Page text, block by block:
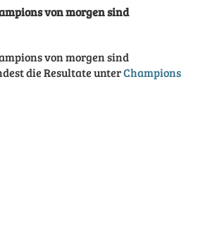
von morgen sind
von morgen sind
die Resultate unterChampions